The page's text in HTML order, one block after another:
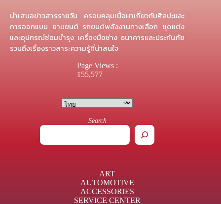
นำเสนอข่าวสารรายวัน ครอบคลุมเนื้อหาเกี่ยวกับศิลปะและ
การออกแบบ ยานยนต์ รถยนต์พลังงานทางเลือก ชุดแต่ง
และอุปกรณ์ซ่อมบำรุง เครื่องมือช่าง ธนาคารและประกันภัย
รวมถึงเรื่องราวสาระความรู้ที่น่าสนใจ
Page Views :
155,577
Search
ART
AUTOMOTIVE
ACCESSORIES
SERVICE CENTER